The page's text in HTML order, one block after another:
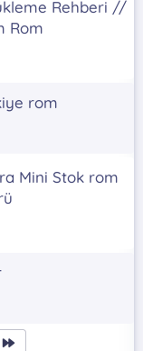
Rehberi //
Rom
rom
Mini Stok rom